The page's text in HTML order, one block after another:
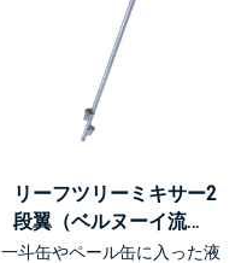
リーフツリーミキサー2
段翼（ベルヌーイ流撹
拌体BEAG L型）
一斗缶やペール缶に入った液